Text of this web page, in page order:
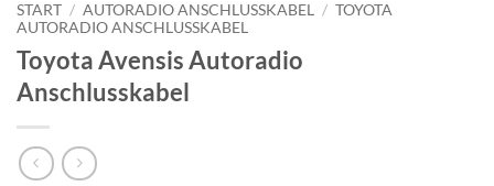
START / AUTORADIO ANSCHLUSSKABEL / TOYOTA
AUTORADIO ANSCHLUSSKABEL
Toyota Avensis Autoradio
Anschlusskabel